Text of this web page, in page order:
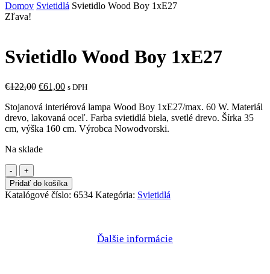
Domov Svietidlá Svietidlo Wood Boy 1xE27
Zľava!
Svietidlo Wood Boy 1xE27
€122,00 Pôvodná
bola:
€122,00.
€61,00Aktuálna
je:
€61,00.
s DPH
Stojanová interiérová lampa Wood Boy 1xE27/max. 60 W. Materiál
drevo, lakovaná oceľ. Farba svietidlá biela, svetlé drevo. Šírka 35
cm, výška 160 cm. Výrobca Nowodvorski.
Na sklade
množstvo
Svietidlo
Wood
Boy
Pridať do košíka
Katalógové číslo: 6534 Kategória: Svietidlá
Ďalšie informácie